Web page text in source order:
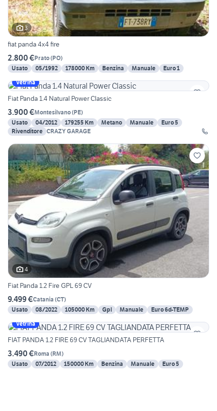
3
fiat panda 4x4 fire
2.800 €Prato(PO)
Usato
05/1992 178000 Km Benzina Manuale
Euro 1
Vetrina
Fiat Panda 1.4 Natural Power Classic
3.900 €Montesilvano(PE)
Usato
04/2012 179255 Km Metano Manuale
Euro 5
Rivenditore CRAZY GARAGE
4
Fiat Panda 1.2 Fire GPL 69 CV
9.499 €Catania (CT)
Usato
08/2022 105000 Km Gpl Manuale
Euro 6d-TEMP
Vetrina
FIAT PANDA 1.2 FIRE 69 CV TAGLIANDATA PERFETTA
3.490 €Roma (RM)
Usato
07/2012 150000 Km Benzina Manuale Euro 5